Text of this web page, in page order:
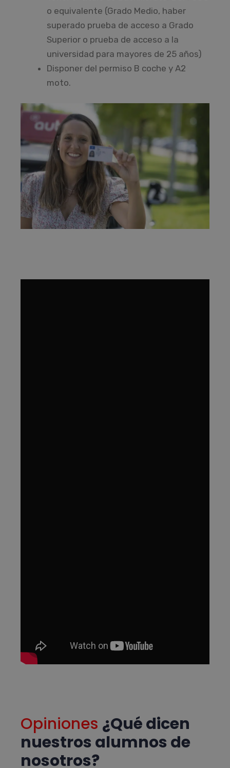
o equivalente (Grado Medio, haber
superado prueba de acceso a Grado
Superior o prueba de acceso a la
universidad para mayores de 25 años)
Disponer del permiso B coche y A2
moto.
Opiniones ¿Qué dicen
nuestros alumnos de
nosotros?